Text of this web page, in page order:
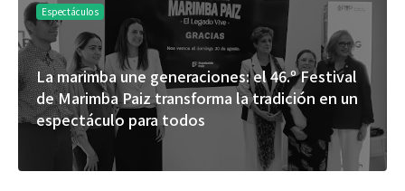
Espectáculos
La marimba une generaciones: el 46.º Festival
de Marimba Paiz transforma la tradición en un
espectáculo para todos